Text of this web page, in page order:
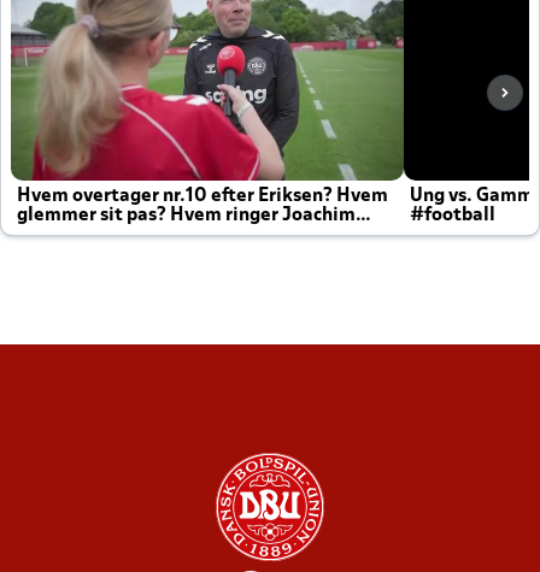
Hvem overtager nr.10 efter Eriksen? Hvem
glemmer sit pas? Hvem ringer Joachim
altid til efter kampe?
Ung vs.
#football